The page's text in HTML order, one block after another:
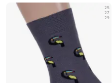
25
27
29